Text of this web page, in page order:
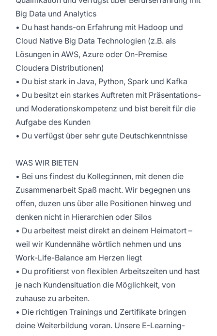
Big Data und Analytics
• Du hast hands-on Erfahrung mit Hadoop und
Cloud Native Big Data Technologien (z.B. als
Lösungen in AWS, Azure oder On-Premise
Cloudera Distributionen)
• Du bist stark in Java, Python, Spark und Kafka
• Du besitzt ein starkes Auftreten mit Präsentations-
und Moderationskompetenz und bist bereit für die
Aufgabe des Kunden
• Du verfügst über sehr gute Deutschkenntnisse
WAS WIR BIETEN
• Bei uns findest du Kolleg:innen, mit denen die
Zusammenarbeit Spaß macht. Wir begegnen uns
offen, duzen uns über alle Positionen hinweg und
denken nicht in Hierarchien oder Silos
• Du arbeitest meist direkt an deinem Heimatort –
weil wir Kundennähe wörtlich nehmen und uns
Work-Life-Balance am Herzen liegt
• Du profitierst von flexiblen Arbeitszeiten und hast
je nach Kundensituation die Möglichkeit, von
zuhause zu arbeiten.
• Die richtigen Trainings und Zertifikate bringen
deine Weiterbildung voran. Unsere E-Learning-